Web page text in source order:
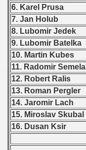
6. Karel Prusa
7. Jan Holub
8. Lubomir Jedek
9. Lubomir Batelka
10. Martin Kubes
11. Radomir Semela
12. Robert Ralis
13. Roman Pergler
14. Jaromir Lach
15. Miroslav Skubal
16. Dusan Ksir
- 1962
- 1963
- 1964
- 1965
- 1966
- 1967